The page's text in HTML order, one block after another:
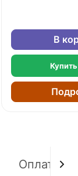
В
Оплата